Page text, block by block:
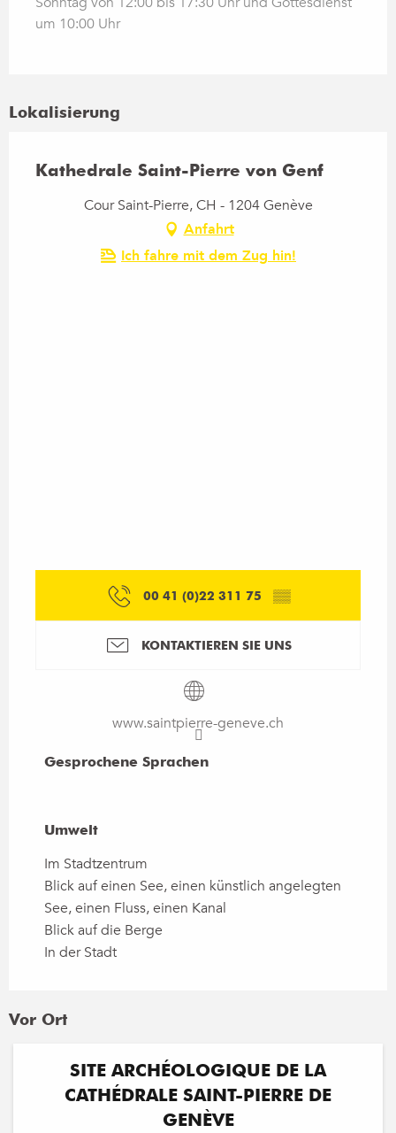
um 10:00 Uhr
Lokalisierung
Kathedrale Saint-Pierre von Genf
Cour Saint-Pierre, CH - 1204 Genève
Anfahrt
Ich fahre mit dem Zug hin!
00 41 (0)22 311 75 ▒▒
KONTAKTIEREN SIE UNS
www.saintpierre-geneve.ch
Gesprochene Sprachen
Gesprochene Sprachen
Umwelt
Umwelt
Im Stadtzentrum
Blick auf einen See, einen künstlich angelegten
See, einen Fluss, einen Kanal
Blick auf die Berge
In der Stadt
Vor Ort
SITE ARCHÉOLOGIQUE DE LA
CATHÉDRALE SAINT-PIERRE DE
GENÈVE